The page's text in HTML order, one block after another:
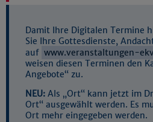
Damit Ihre Digitalen Termine
Sie Ihre Gottesdienste,
auf www.veranstaltungen-
weisen diesen Terminen den
Angebote“ zu.
NEU: Als „Ort“ kann jetzt im
Ort“ ausgewählt werden. Es
Ort mehr eingegeben werden.